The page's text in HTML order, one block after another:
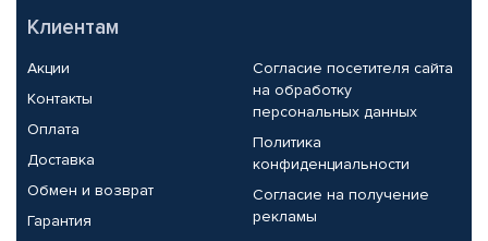
Клиентам
Акции
Контакты
Оплата
Доставка
Обмен и возврат
Гарантия
Согласие посетителя сайта
на обработку
персональных данных
Политика
конфиденциальности
Согласие на получение
рекламы